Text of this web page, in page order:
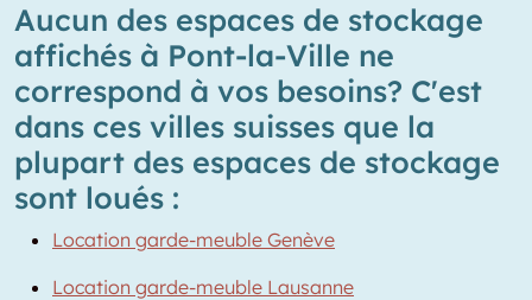
Aucun des espaces de stockage
affichés à Pont-la-Ville ne
correspond à vos besoins? C'est
dans ces villes suisses que la
plupart des espaces de stockage
sont loués :
Location garde-meuble Genève
Location garde-meuble Lausanne